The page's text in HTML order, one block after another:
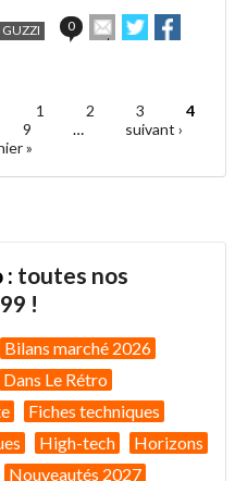
0
Envoyer
cet
ami
Partager
sur sur
1 2 3
4
9 …
suivant ›
»
: toutes nos
!
Bilans marché 2026
Dans Le Rétro
Fiches techniques
High-tech
Horizons
Nouveautés 2027